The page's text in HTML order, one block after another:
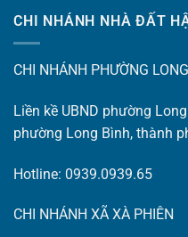
CHI NHÁNH NHÀ ĐẤT
CHI NHÁNH PHƯỜNG
Liền kề UBND phường
phường Long Bình, thành
Hotline: 0939.0939.65
CHI NHÁNH XÃ XÀ PHIÊN